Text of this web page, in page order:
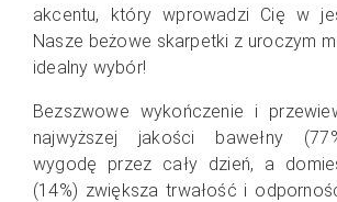
akcentu, który wprowadzi Cię w
Nasze beżowe skarpetki z uroczym
idealny wybór!
Bezszwowe wykończenie i
najwyższej jakości bawełny
wygodę przez cały dzień, a
(14%) zwiększa trwałość i